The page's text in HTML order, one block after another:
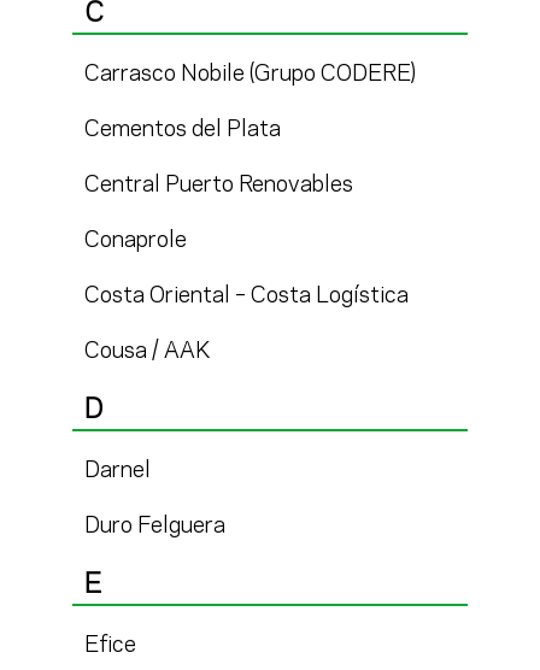
C
Carrasco Nobile (Grupo CODERE)
Cementos del Plata
Central Puerto Renovables
Conaprole
Costa Oriental – Costa Logística
Cousa / AAK
D
Darnel
Duro Felguera
E
Efice